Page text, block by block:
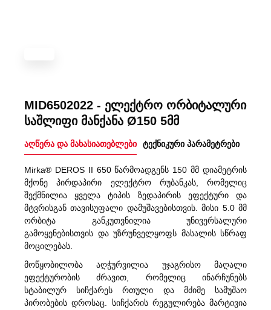
MID6502022 - ელექტრო ორბიტალური
საშლიფი მანქანა Ø150 5მმ
აღწერა და მახასიათებლები ტექნიკური პარამეტრები
Mirka® DEROS II 650 წარმოადგენს 150 მმ დიამეტრის
მქონე პირდაპირი ელექტრო რუბანკას, რომელიც
შექმნილია ყველა ტიპის ზედაპირის ეფექტური და
მტვრისგან თავისუფალი დამუშავებისთვის. მისი 5.0 მმ
ორბიტა განკუთვნილია უნივერსალური
გამოყენებისთვის და უზრუნველყოფს მასალის სწრაფ
მოცილებას.
მოწყობილობა აღჭურვილია უჯაგრისო მაღალი
ეფექტურობის ძრავით, რომელიც ინარჩუნებს
სტაბილურ სიჩქარეს რთული და მძიმე სამუშაო
პირობების დროსაც. სიჩქარის რეგულირება მარტივია